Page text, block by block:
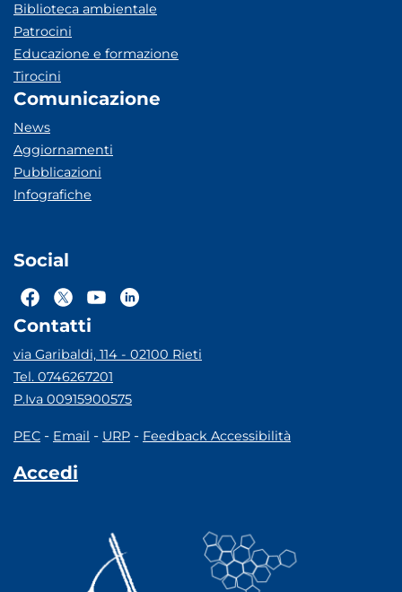
Biblioteca ambientale
Patrocini
Educazione e formazione
Tirocini
Comunicazione
News
Aggiornamenti
Pubblicazioni
Infografiche
Social
Contatti
via Garibaldi, 114 - 02100 Rieti
Tel. 0746267201
P.Iva 00915900575
PEC - Email - URP - Feedback Accessibilità
Accedi